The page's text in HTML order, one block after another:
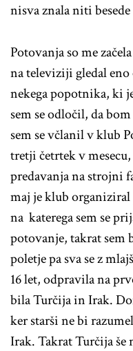
nisva znala niti
Potovanja so me
na televiziji gledal
nekega popotnika, ki
sem se odločil, da
sem se včlanil v klub
tretji četrtek v
predavanja na strojni
maj je klub
na katerega sem se
potovanje, takrat sem
poletje pa sva se z
16 let, odpravila na
bila Turčija in Irak.
ker starši ne bi
Irak. Takrat Turčija